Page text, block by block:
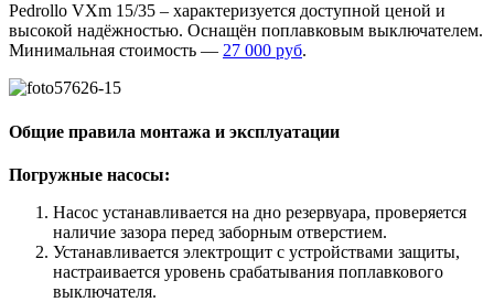
Pedrollo VXm 15/35 – характеризуется доступной ценой и
высокой надёжностью. Оснащён поплавковым выключателем.
Минимальная стоимость — 27 000 руб.
Общие правила монтажа и эксплуатации
Погружные насосы:
Насос устанавливается на дно резервуара, проверяется
наличие зазора перед заборным отверстием.
Устанавливается электрощит с устройствами защиты,
настраивается уровень срабатывания поплавкового
выключателя.